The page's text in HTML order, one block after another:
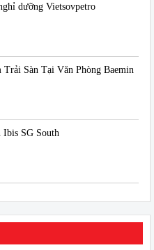
dưỡng Vietsovpetro
Sàn Tại Văn Phòng Baemin
Ibis SG South